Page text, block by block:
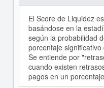
El Score de Liquidez
basándose en la
según la probabilidad
porcentaje significativo
Se entiende por
cuando existen
pagos en un